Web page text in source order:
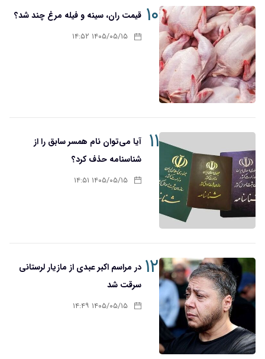
۱۰ قیمت ران، سینه و فیله مرغ چند شد؟
۱۴۰۵/۰۵/۱۵ ۱۴:۵۲
۱۱
آیا می‌توان نام همسر سابق را از
شناسنامه حذف کرد؟
۱۴۰۵/۰۵/۱۵ ۱۴:۵۱
۱۲ در مراسم اکبر عبدی از مازیار لرستانی
سرقت شد
۱۴۰۵/۰۵/۱۵ ۱۴:۴۹